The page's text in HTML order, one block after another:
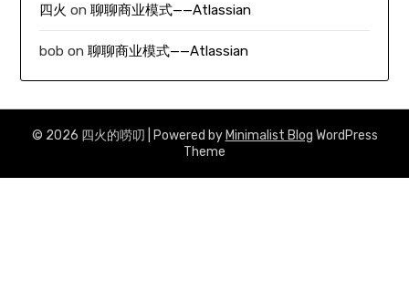
四火 on聊聊商业模式——Atlassian
bob on聊聊商业模式——Atlassian
© 2026 四火的唠叨 | Powered by Minimalist Blog WordPress
Theme